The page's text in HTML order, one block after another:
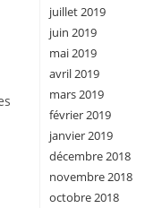
juillet 2019
juin 2019
mai 2019
avril 2019
mars 2019
février 2019
janvier 2019
décembre 2018
novembre 2018
octobre 2018